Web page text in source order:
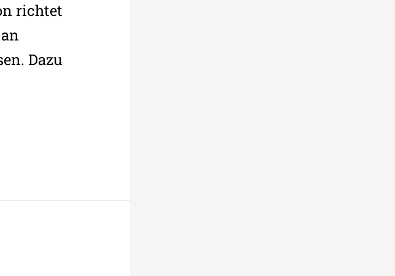
richtet
Dazu